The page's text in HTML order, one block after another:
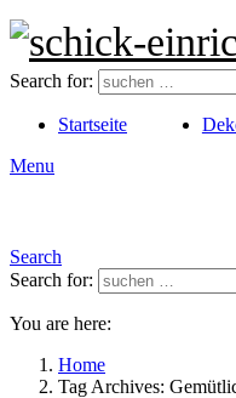
Search for:
Startseite
Menu
Search
Search for:
You are here:
Home
Tag Archives: